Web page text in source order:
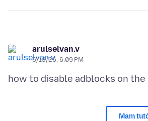
arulselvan.v
6/13/26, 6:09 PM
Mam